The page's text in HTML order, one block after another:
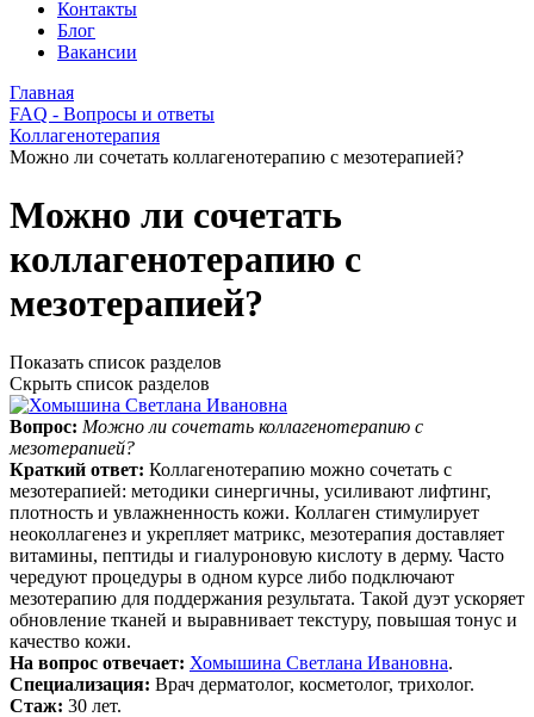
Контакты
Блог
Вакансии
Главная
FAQ - Вопросы и ответы
Коллагенотерапия
Можно ли сочетать коллагенотерапию с мезотерапией?
Можно ли сочетать
коллагенотерапию с
мезотерапией?
Показать список разделов
Скрыть список разделов
Вопрос: Можно ли сочетать коллагенотерапию с
мезотерапией?
Краткий ответ: Коллагенотерапию можно сочетать с
мезотерапией: методики синергичны, усиливают лифтинг,
плотность и увлажненность кожи. Коллаген стимулирует
неоколлагенез и укрепляет матрикс, мезотерапия доставляет
витамины, пептиды и гиалуроновую кислоту в дерму. Часто
чередуют процедуры в одном курсе либо подключают
мезотерапию для поддержания результата. Такой дуэт ускоряет
обновление тканей и выравнивает текстуру, повышая тонус и
качество кожи.
На вопрос отвечает: Хомышина Светлана Ивановна.
Специализация: Врач дерматолог, косметолог, трихолог.
Стаж: 30 лет.